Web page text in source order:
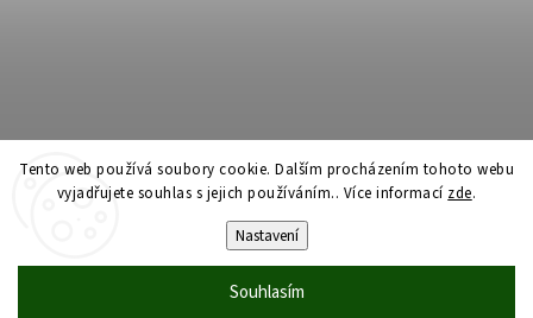
Tento web používá soubory cookie. Dalším procházením tohoto webu
vyjadřujete souhlas s jejich používáním.. Více informací zde.
Nastavení
Souhlasím
Professor Onyx. Všechna práva vyhrazena.